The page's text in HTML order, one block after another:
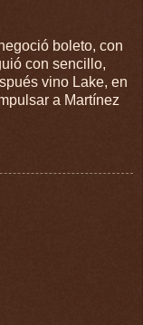
boleto, con
con sencillo,
vino Lake, en
a Martínez